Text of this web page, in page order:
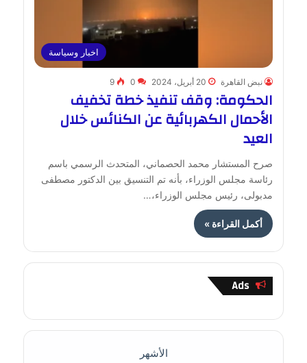
اخبار وسياسة
نبض القاهرة 20 أبريل، 2024 0
9
الحكومة: وقف تنفيذ خطة تخفيف
الأحمال الكهربائية عن الكنائس خلال
العيد
صرح المستشار محمد الحصماني، المتحدث الرسمي باسم
رئاسة مجلس الوزراء، بأنه تم التنسيق بين الدكتور مصطفى
مدبولى، رئيس مجلس الوزراء،…
أكمل القراءة »
Ads
الأشهر